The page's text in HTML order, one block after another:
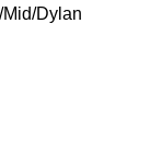
Mid Dylan